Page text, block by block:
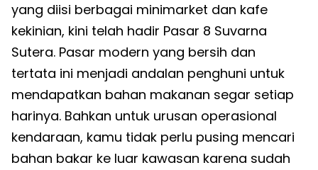
yang diisi berbagai minimarket dan kafe
kekinian, kini telah hadir Pasar 8 Suvarna
Sutera. Pasar modern yang bersih dan
tertata ini menjadi andalan penghuni untuk
mendapatkan bahan makanan segar setiap
harinya. Bahkan untuk urusan operasional
kendaraan, kamu tidak perlu pusing mencari
bahan bakar ke luar kawasan karena sudah